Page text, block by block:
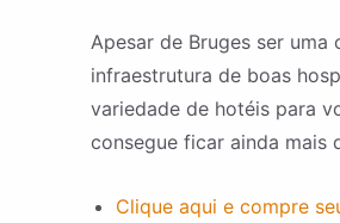
Apesar de Bruges ser
infraestrutura de boas
variedade de hotéis para
consegue ficar ainda mais
Clique aqui e compre